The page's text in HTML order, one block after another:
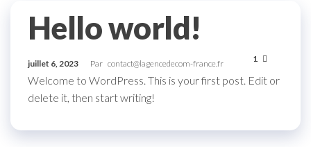
Hello world!
juillet 6, 2023 Par contact@lagencedecom-france.fr 1
Welcome to WordPress. This is your first post. Edit or
delete it, then start writing!